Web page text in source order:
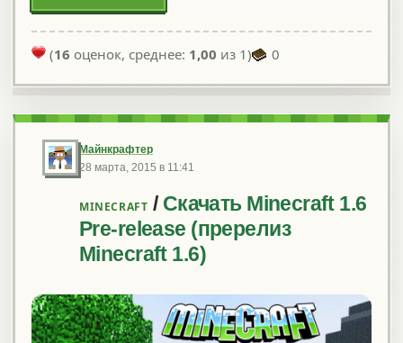
(16 оценок, среднее: 1,00 из 1) 0
Майнкрафтер
28 марта, 2015 в 11:41
MINECRAFT / Скачать Minecraft 1.6
Pre-release (пререлиз
Minecraft 1.6)